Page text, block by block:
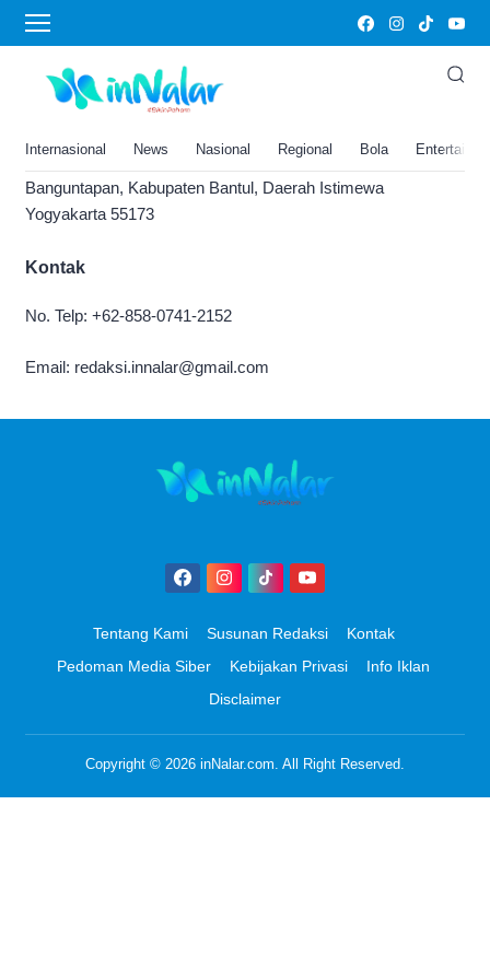
Internasional News Nasional Regional Bola
Info Iklan
Alamat
GWI Jl. Plumbon No.12, Jomblangan, Wirokerten, Kec.
Banguntapan, Kabupaten Bantul, Daerah Istimewa
Yogyakarta 55173
Kontak
No. Telp: +62-858-0741-2152
Email: redaksi.innalar@gmail.com
Tentang Kami Susunan Redaksi
Kontak
Pedoman Media Siber
Kebijakan Privasi
Info Iklan
Disclaimer
Copyright © 2026 inNalar.com . All Right Reserved.